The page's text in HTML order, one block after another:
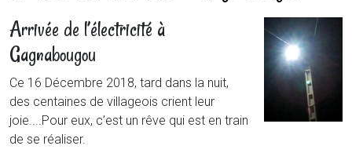
Arrivée de l’électricité à
Gagnabougou
Ce 16 Décembre 2018, tard dans la nuit,
des centaines de villageois crient leur
joie....Pour eux, c’est un rêve qui est en train
de se réaliser.